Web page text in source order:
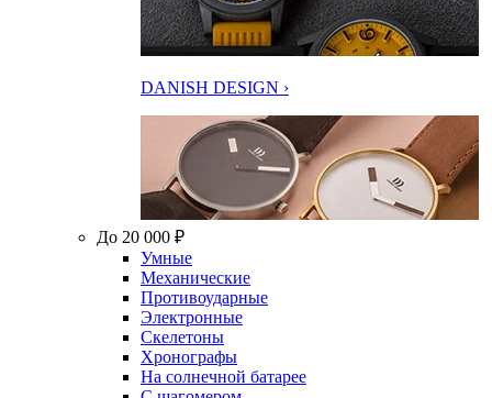
DANISH DESIGN ›
До 20 000 ₽
Умные
Механические
Противоударные
Электронные
Скелетоны
Хронографы
На солнечной батарее